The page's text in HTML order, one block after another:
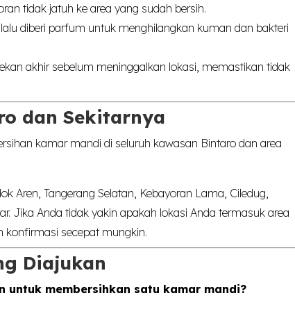
tidak jatuh ke area yang sudah bersih.
diberi parfum untuk menghilangkan kuman dan bakteri
akhir sebelum meninggalkan lokasi, memastikan tidak
dan Sekitarnya
kamar mandi di seluruh kawasan Bintaro dan area
Aren, Tangerang Selatan, Kebayoran Lama, Ciledug,
Jika Anda tidak yakin apakah lokasi Anda termasuk area
konfirmasi secepat mungkin.
Diajukan
untuk membersihkan satu kamar mandi?